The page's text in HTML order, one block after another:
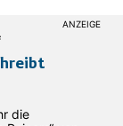
die